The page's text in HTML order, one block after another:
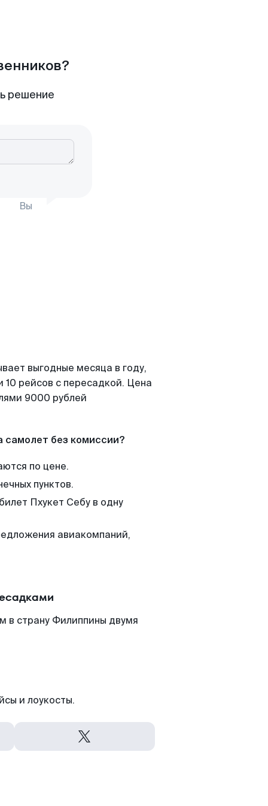
решение
Вы
выгодные месяца в году,
рейсов с пересадкой. Цена
9000 рублей
самолет без комиссии?
по цене.
пунктов.
Пхукет Себу в одну
авиакомпаний,
в страну Филиппины двумя
и лоукосты.